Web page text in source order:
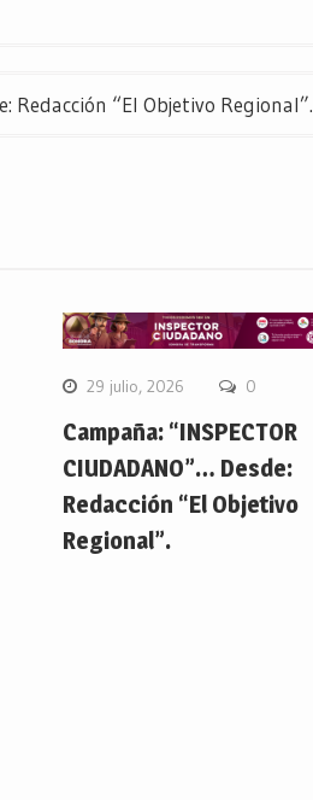
Redacción “El Objetivo Regional”.
29 julio, 2026 0
Campaña: “INSPECTOR
CIUDADANO”… Desde:
Redacción “El Objetivo
Regional”.